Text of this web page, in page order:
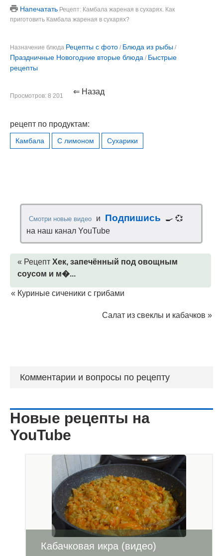
Напечатать Рецепт: Камбала жареная в сухарях. Как
приготовить Камбала жареная в сухарях?
Назначение блюда Рецепты с фото / Блюда из рыбы /
Праздничные Новогодние вторые блюда / Быстрые
рецепты
Просмотров: 8 201 ⇐ Назад
рецепт по продуктам:
Камбала С лимоном Сухарики
Смотри новые видео и Подпишись
🍳 💞
на наш канал YouTube
« Рецепт Хек, запечённый под овощным
соусом и м�...
« Куриные сиченики с грибами
Салат из свеклы и кабачков »
Комментарии и вопросы по рецепту
Новые рецепты на
YouTube
Кабачковая икра (видео)